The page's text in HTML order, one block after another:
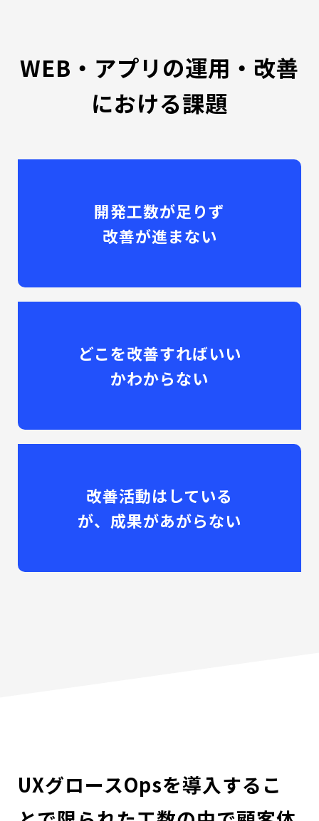
WEB・アプリの運用・改善
における課題
開発工数が足りず
改善が進まない
どこを改善すればいい
かわからない
改善活動はしている
が、成果があがらない
UXグロースOpsを導入するこ